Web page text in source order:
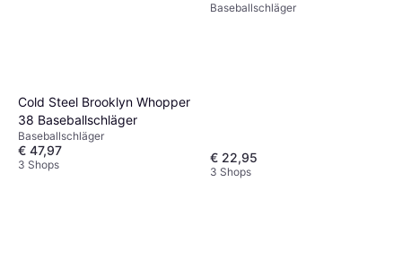
Cold Steel Brooklyn Whopper
38 Baseballschläger
Baseballschläger
€ 47,97
3 Shops
Baseballschläger
€ 22,95
3 Shops